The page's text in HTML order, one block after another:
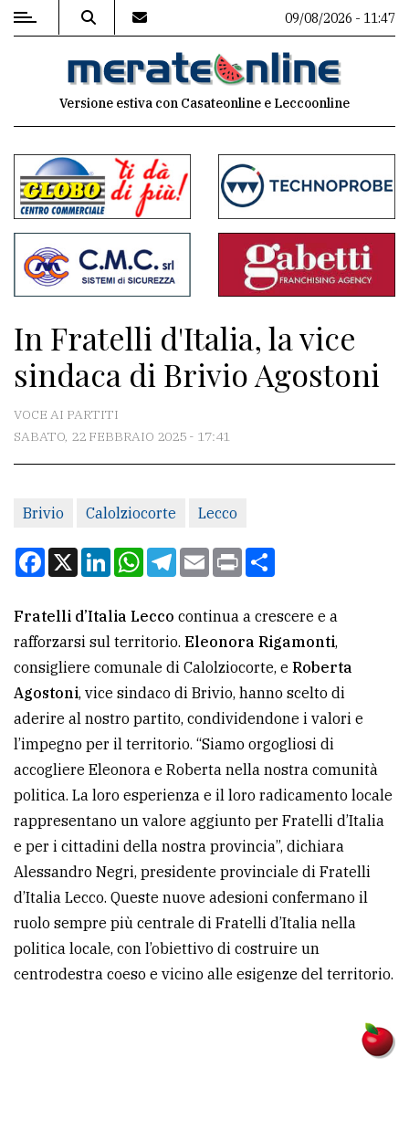
MENU
commenti
Contenuti
del
sito
Associazioni
Meteo
redazione
Scrivici
la
tua
pubblicità
CERCA
Cerca
per
comune
Ricerca
avanzata
LE
ALTRE
TESTATE
09/08/2026 - 11:47
Versione estiva con Casateonline e Leccoonline
In Fratelli d'Italia, la vice
sindaca di Brivio Agostoni
VOCE AI PARTITI
SABATO, 22 FEBBRAIO 2025 - 17:41
Brivio Calolziocorte Lecco
Facebook
X LinkedInWhatsApp
Telegram
EmailPrint
Fratelli d’Italia Lecco continua a crescere e a
rafforzarsi sul territorio. Eleonora Rigamonti,
consigliere comunale di Calolziocorte, e Roberta
Agostoni, vice sindaco di Brivio, hanno scelto di
aderire al nostro partito, condividendone i valori e
l’impegno per il territorio. “Siamo orgogliosi di
accogliere Eleonora e Roberta nella nostra comunità
politica. La loro esperienza e il loro radicamento locale
rappresentano un valore aggiunto per Fratelli d’Italia
e per i cittadini della nostra provincia”, dichiara
Alessandro Negri, presidente provinciale di Fratelli
d’Italia Lecco. Queste nuove adesioni confermano il
ruolo sempre più centrale di Fratelli d’Italia nella
politica locale, con l’obiettivo di costruire un
centrodestra coeso e vicino alle esigenze del territorio.